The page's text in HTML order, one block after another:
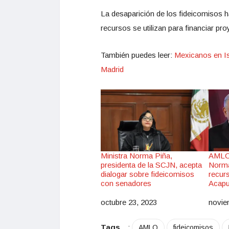
La desaparición de los fideicomisos
recursos se utilizan para financiar
También puedes leer: Mexicanos en
Madrid
Ministra Norma Piña,
presidenta de la SCJN, acepta
dialogar sobre fideicomisos
con senadores
Fecha
octubre 23, 2023
Tags : AMLO fideicomisos